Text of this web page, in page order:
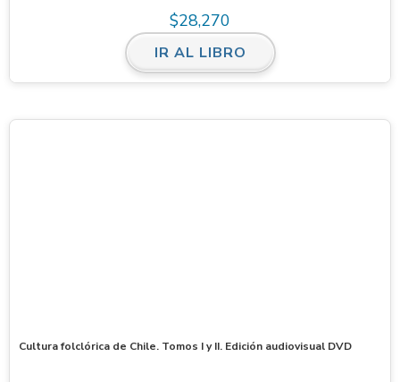
$28,270
IR AL LIBRO
Cultura folclórica de Chile. Tomos I y II. Edición audiovisual DVD